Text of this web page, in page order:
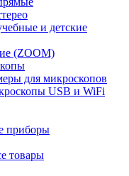
и детские
(ZOOM)
для микроскопов
USB и WiFi
приборы
товары